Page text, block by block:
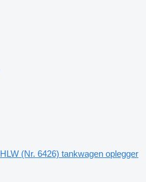
HLW (Nr. 6426) tankwagen oplegger